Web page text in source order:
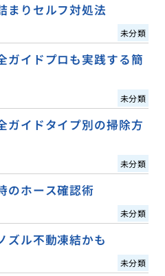
まりセルフ対処法
未分類
ガイドプロも実践する簡
未分類
ガイドタイプ別の掃除方
未分類
のホース確認術
未分類
ズル不動凍結かも
未分類